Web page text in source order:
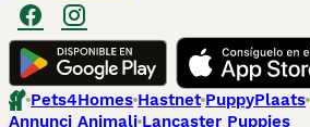
Pets4Homes Hastnet PuppyPlaats
Annunci Animali Lancaster Puppies